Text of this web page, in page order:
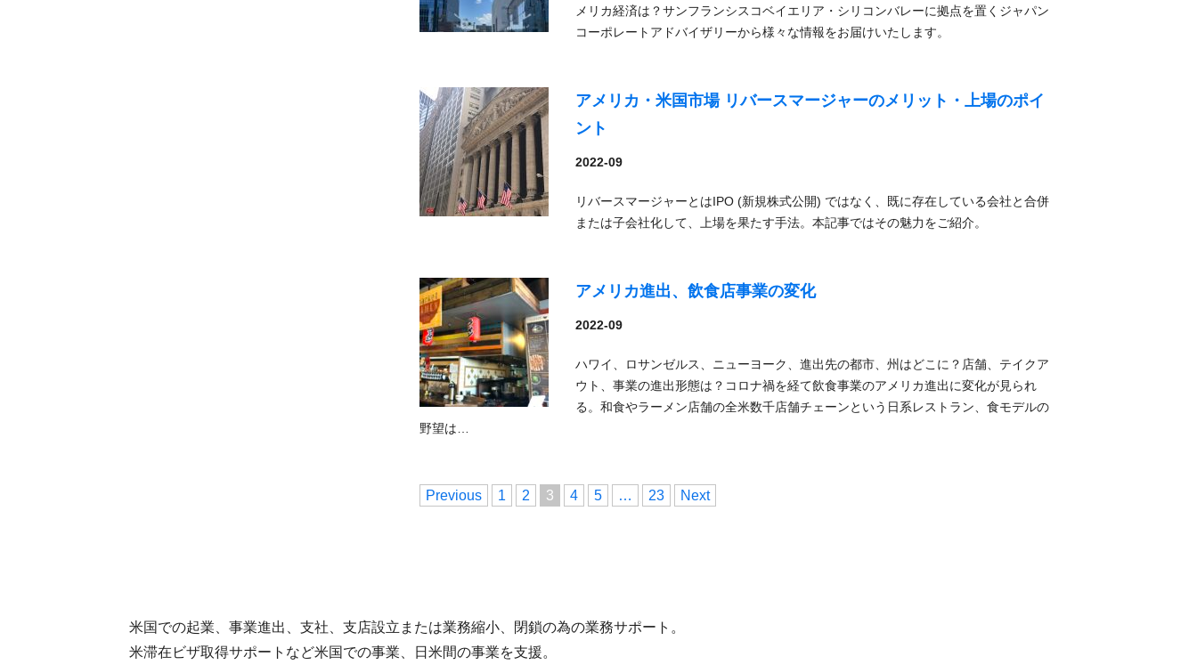
メリカ経済は？サンフランシスコベイエリア・シリコンバレーに拠点を置くジャパン
コーポレートアドバイザリーから様々な情報をお届けいたします。
アメリカ・米国市場 リバースマージャーのメリット・上場のポイ
ント
2022-09
リバースマージャーとはIPO (新規株式公開) ではなく、既に存在している会社と合併
または子会社化して、上場を果たす手法。本記事ではその魅力をご紹介。
アメリカ進出、飲食店事業の変化
2022-09
ハワイ、ロサンゼルス、ニューヨーク、進出先の都市、州はどこに？店舗、テイクア
ウト、事業の進出形態は？コロナ禍を経て飲食事業のアメリカ進出に変化が見られ
る。和食やラーメン店舗の全米数千店舗チェーンという日系レストラン、食モデルの
野望は…
投
ー
シ
Previous 1 2 3 4 5 … 23 Next
米国での起業、事業進出、支社、支店設立または業務縮小、閉鎖の為の業務サポート。
米滞在ビザ取得サポートなど米国での事業、日米間の事業を支援。